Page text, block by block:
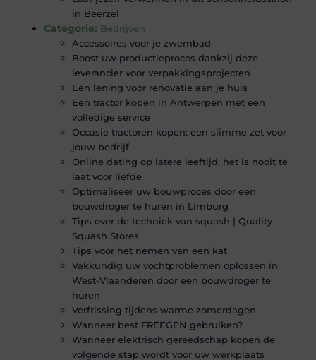
in Beerzel
Categorie: Bedrijven
Accessoires voor je zwembad
Boost uw productieproces dankzij deze
leverancier voor verpakkingsprojecten
Een lening voor renovatie aan je huis
Een tractor kopen in Antwerpen met een
volledige service
Occasie tractoren kopen: een slimme zet voor
jouw bedrijf
Online dating op latere leeftijd: het is nooit te
laat voor liefde
Optimaliseer uw bouwproces door een
bouwdroger te huren in Limburg
Tips over de techniek van squash | Quality
Squash Stores
Tips voor het nemen van een kat
Vakkundig uw vochtproblemen oplossen in
West-Vlaanderen door een bouwdroger te
huren
Verfrissing tijdens warme zomerdagen
Wanneer best FREEGEN gebruiken?
Wanneer elektrisch gereedschap kopen de
volgende stap wordt voor uw werkplaats